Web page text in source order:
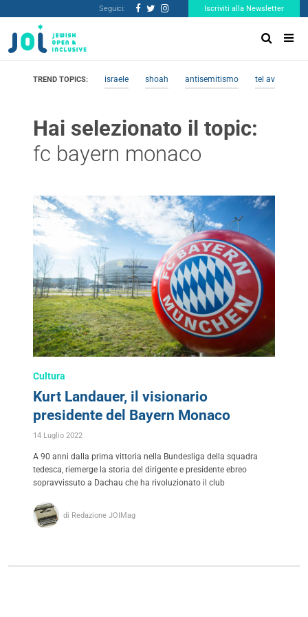
Seguici: Iscriviti alla Newsletter
TREND TOPICS: israele shoah antisemitismo tel aviv
Hai selezionato il topic:
fc bayern monaco
Cultura
Kurt Landauer, il visionario
presidente del Bayern Monaco
14 Luglio 2022
A 90 anni dalla prima vittoria nella Bundesliga della squadra
tedesca, riemerge la storia del dirigente e presidente ebreo
sopravvissuto a Dachau che ha rivoluzionato il club
di Redazione JOIMag